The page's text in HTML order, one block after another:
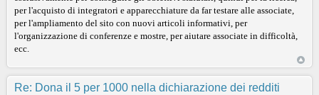
per l'acquisto di integratori e apparecchiature da far testare alle associate,
per l'ampliamento del sito con nuovi articoli informativi, per
l'organizzazione di conferenze e mostre, per aiutare associate in difficoltà,
ecc.
Re: Dona il 5 per 1000 nella dichiarazione dei redditi